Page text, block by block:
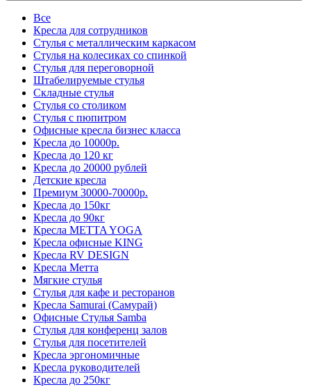
Все
Кресла для сотрудников
Стулья с металлическим каркасом
Стулья на колесиках со спинкой
Стулья для переговорной
Штабелируемые стулья
Складные стулья
Стулья со столиком
Стулья с пюпитром
Офисные кресла бизнес класса
Кресла до 10000р.
Кресла до 120 кг
Кресла до 20000 рублей
Детские кресла
Премиум 30000-70000р.
Кресла до 150кг
Кресла до 90кг
Кресла METTA YOGA
Кресла офисные KING
Кресла RV DESIGN
Кресла Метта
Мягкие стулья
Стулья для кафе и ресторанов
Кресла Samurai (Самурай)
Офисные Стулья Samba
Стулья для конференц залов
Стулья для посетителей
Кресла эргономичные
Кресла руководителей
Кресла до 250кг